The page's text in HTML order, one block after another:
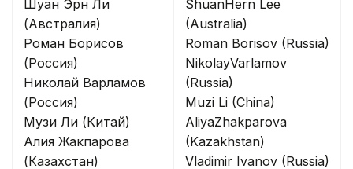
Шуан Эрн Ли
(Австралия)
Роман Борисов
(Россия)
Николай Варламов
(Россия)
Музи Ли (Китай)
Алия Жакпарова
(Казахстан)
ShuanHern Lee
(Australia)
Roman Borisov (Russia)
NikolayVarlamov
(Russia)
Muzi Li (China)
AliyaZhakparova
(Kazakhstan)
Vladimir Ivanov (Russia)